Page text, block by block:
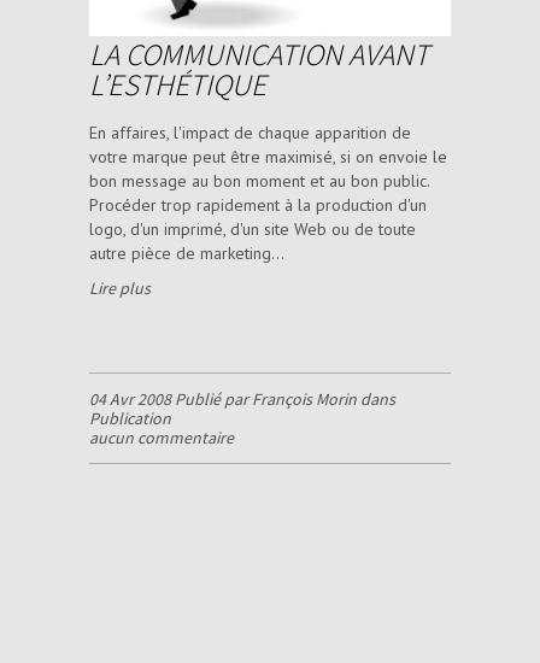
LA COMMUNICATION AVANT
L’ESTHÉTIQUE
En affaires, l'impact de chaque apparition de
votre marque peut être maximisé, si on envoie le
bon message au bon moment et au bon public.
Procéder trop rapidement à la production d'un
logo, d'un imprimé, d'un site Web ou de toute
autre pièce de marketing...
Lire plus
04 Avr 2008 Publié par François Morin dans
Publication
aucun commentaire